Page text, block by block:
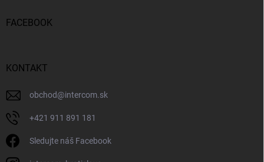
FACEBOOK
KONTAKT
obchod@intercom.sk
+421 911 891 181
Sledujte náš Facebook